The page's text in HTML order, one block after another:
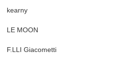
kearny
LE MOON
F.LLI Giacometti